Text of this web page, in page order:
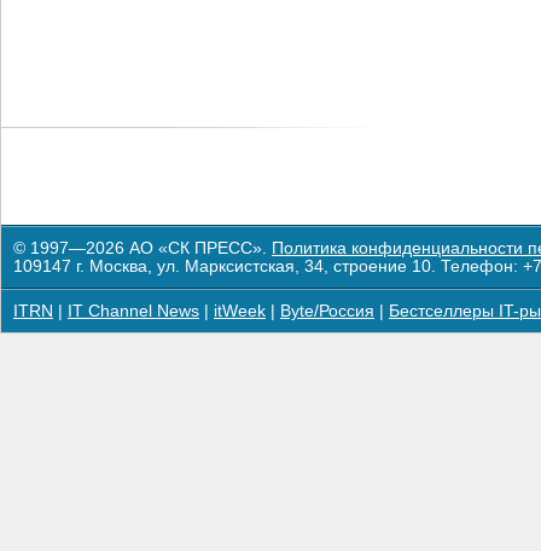
© 1997—2026 АО «СК ПРЕСС». Политика конфиденциальности
109147 г. Москва, ул. Марксистская, 34, строение 10. Телефон:
ITRN IT Channel News itWeek Byte/Россия Бестселлеры IT-